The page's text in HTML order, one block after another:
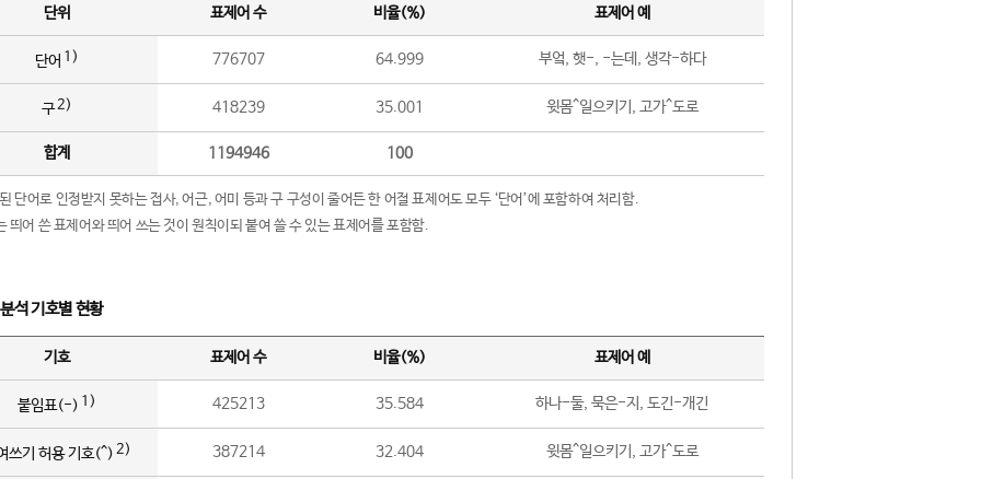
단위 표제어 수 비율(%) 표제어 예
단어 1) 776707 64.999 부엌, 햇-, -는데, 생각-하다
구2) 418239 35.001 윗몸^일으키기, 고가^도로
합계 1194946 100
단어로 인정받지 못하는 접사, 어근, 어미 등과 구 구성이 줄어든 한 어절 표제어도 모두 ‘단어’에 포함하여 처리함.
띄어 쓴 표제어와 띄어 쓰는 것이 원칙이되 붙여 쓸 수 있는 표제어를 포함함.
석 기호별 현황
기호 표제어 수 비율(%) 표제어 예
붙임표(-) 1) 425213 35.584 하나-둘, 묵은-지, 도긴-개긴
쓰기 허용 기호(^) 2) 387214 32.404 윗몸^일으키기, 고가^도로